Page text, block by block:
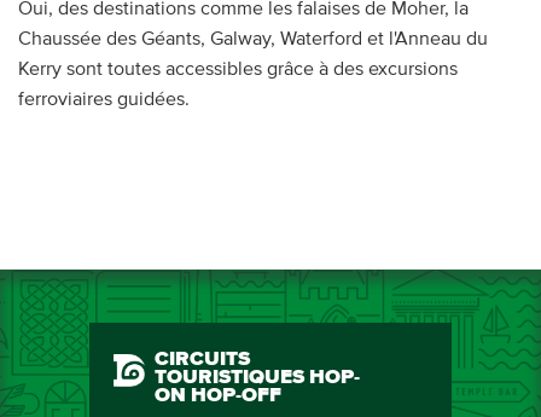
Oui, des destinations comme les falaises de Moher, la
Chaussée des Géants, Galway, Waterford et l'Anneau du
Kerry sont toutes accessibles grâce à des excursions
ferroviaires guidées.
CIRCUITS
TOURISTIQUES HOP-
ON HOP-OFF